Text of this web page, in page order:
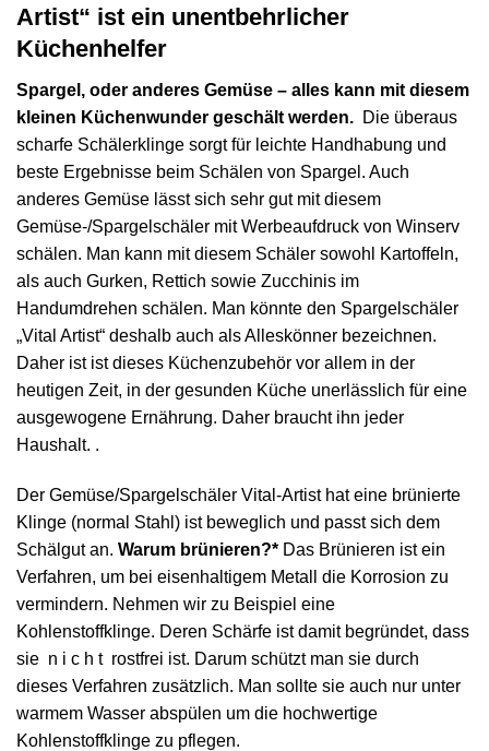
Artist“ ist ein unentbehrlicher
Küchenhelfer
Spargel, oder anderes Gemüse – alles kann mit diesem
kleinen Küchenwunder geschält werden. Die überaus
scharfe Schälerklinge sorgt für leichte Handhabung und
beste Ergebnisse beim Schälen von Spargel. Auch
anderes Gemüse lässt sich sehr gut mit diesem
Gemüse-/Spargelschäler mit Werbeaufdruck von Winserv
schälen. Man kann mit diesem Schäler sowohl Kartoffeln,
als auch Gurken, Rettich sowie Zucchinis im
Handumdrehen schälen. Man könnte den Spargelschäler
„Vital Artist“ deshalb auch als Alleskönner bezeichnen.
Daher ist ist dieses Küchenzubehör vor allem in der
heutigen Zeit, in der gesunden Küche unerlässlich für eine
ausgewogene Ernährung. Daher braucht ihn jeder
Haushalt. .
Der Gemüse/Spargelschäler Vital-Artist hat eine brünierte
Klinge (normal Stahl) ist beweglich und passt sich dem
Schälgut an. Warum brünieren?* Das Brünieren ist ein
Verfahren, um bei eisenhaltigem Metall die Korrosion zu
vermindern. Nehmen wir zu Beispiel eine
Kohlenstoffklinge. Deren Schärfe ist damit begründet, dass
sie n i c h t rostfrei ist. Darum schützt man sie durch
dieses Verfahren zusätzlich. Man sollte sie auch nur unter
warmem Wasser abspülen um die hochwertige
Kohlenstoffklinge zu pflegen.